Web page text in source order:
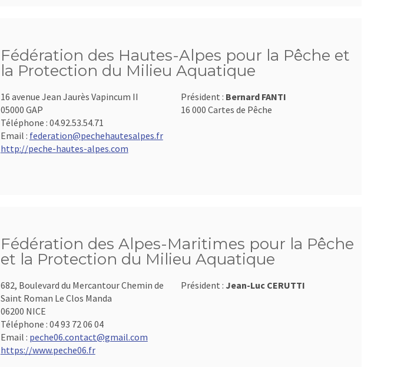
Fédération des Hautes-Alpes pour la Pêche et
la Protection du Milieu Aquatique
16 avenue Jean Jaurès Vapincum II
05000 GAP
Téléphone : 04.92.53.54.71
Email : federation@pechehautesalpes.fr
http://peche-hautes-alpes.com
Président : Bernard FANTI
16 000 Cartes de Pêche
Fédération des Alpes-Maritimes pour la Pêche
et la Protection du Milieu Aquatique
682, Boulevard du Mercantour Chemin de
Saint Roman Le Clos Manda
06200 NICE
Téléphone : 04 93 72 06 04
Email : peche06.contact@gmail.com
https://www.peche06.fr
Président : Jean-Luc CERUTTI